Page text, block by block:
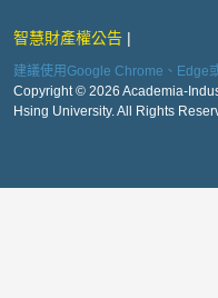
智慧財產權公告
建議使用Google Chrome、Edge
Copyright © 2026 Academia-
Hsing University. All Rights